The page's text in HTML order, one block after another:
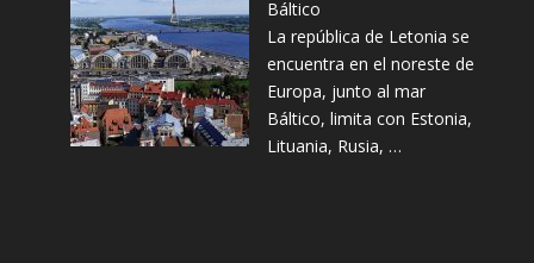
Báltico
La república de Letonia se
encuentra en el noreste de
Europa, junto al mar
Báltico, limita con Estonia,
Lituania, Rusia, …